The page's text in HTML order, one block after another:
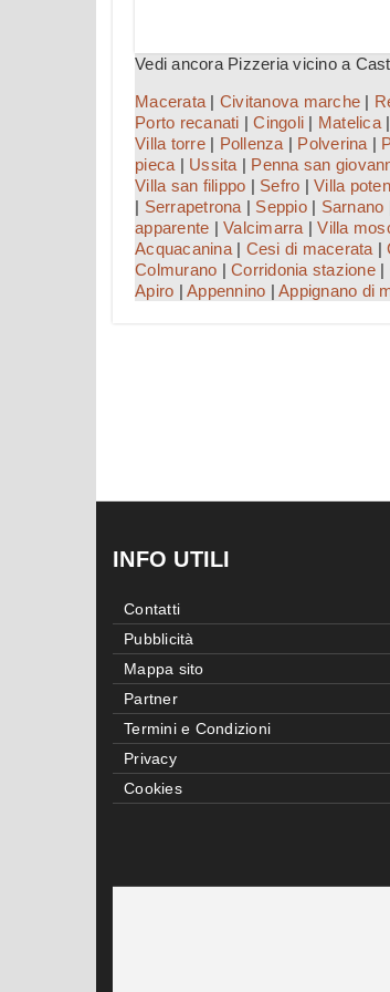
Vedi ancora Pizzeria vicino a
Macerata | Civitanova marche |
Porto recanati |Cingoli | Matelica|
Villa torre| Pollenza | Polverina |
pieca | Ussita | Penna san
Villa san filippo | Sefro | Villa
| Serrapetrona | Seppio| Sarnano
apparente | Valcimarra |Villa
Acquacanina| Cesi di macerata |
Colmurano | Corridonia stazione|
Apiro | Appennino | Appignano di
INFO UTILI
Contatti
Pubblicità
Mappa sito
Partner
Termini e Condizioni
Privacy
Cookies